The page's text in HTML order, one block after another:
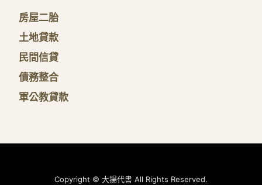
房屋二胎
土地貸款
民間信貸
債務整合
軍公教貸款
Copyright © 大揚代書 All Rights Reserved.